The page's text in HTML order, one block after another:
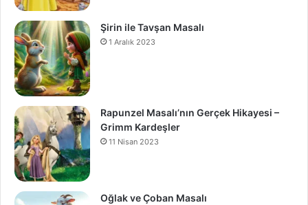
Şirin ile Tavşan Masalı
1 Aralık 2023
Rapunzel Masalı’nın Gerçek Hikayesi –
Grimm Kardeşler
11 Nisan 2023
Oğlak ve Çoban Masalı